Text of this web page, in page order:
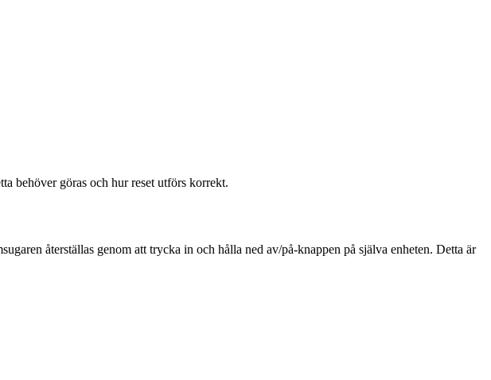
behöver göras och hur reset utförs korrekt.
återställas genom att trycka in och hålla ned av/på-knappen på själva enheten. Detta är